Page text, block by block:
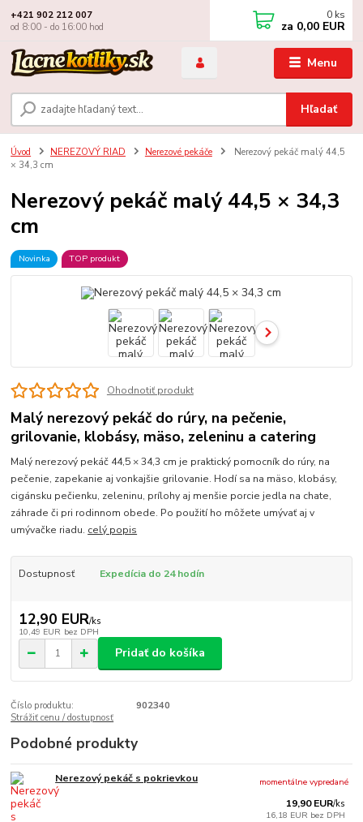
Menu
Hľadať
+421 902 212 007
od 8:00 - do 16:00 hod
0 ks
za 0,00 EUR
Úvod NEREZOVÝ RIAD Nerezové pekáče
Nerezový pekáč malý 44,5
× 34,3 cm
Nerezový pekáč malý 44,5 × 34,3
cm
Novinka TOP produkt
Ohodnotiť produkt
Malý nerezový pekáč do rúry, na pečenie,
grilovanie, klobásy, mäso, zeleninu a catering
Malý nerezový pekáč 44,5 × 34,3 cm je praktický pomocník do rúry, na
pečenie, zapekanie aj vonkajšie grilovanie. Hodí sa na mäso, klobásy,
cigánsku pečienku, zeleninu, prílohy aj menšie porcie jedla na chate,
záhrade či pri rodinnom obede. Po použití ho môžete umývať aj v
umývačke riadu. celý popis
Dostupnosť Expedícia do 24 hodín
12,90 EUR/ks
10,49 EUR bez DPH
Pridať do košíka
Číslo produktu:
902340
Strážiť cenu / dostupnosť
Podobné produkty
Nerezový pekáč s pokrievkou
19,90 EUR/ks
16,18 EUR bez DPH
momentálne vypredané